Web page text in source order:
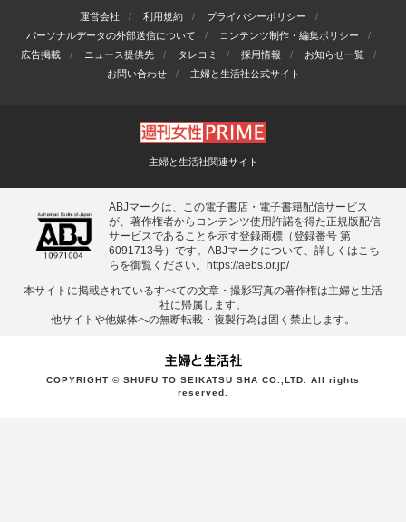
運営会社 利用規約
プライバシーポリシー
パーソナルデータの外部送信について
コンテンツ制作・編集ポリシー
広告掲載
ニュース提供先 タレコミ 採用情報
お知らせ一覧
お問い合わせ
主婦と生活社公式サイト
主婦と生活社関連サイト
ABJマークは、この電子書店・電子書籍配信サービス
が、著作権者からコンテンツ使用許諾を得た正規版配信
サービスであることを示す登録商標（登録番号 第
6091713号）です。ABJマークについて、詳しくはこち
らを御覧ください。 https://aebs.or.jp/
本サイトに掲載されているすべての⽂章・撮影写真の著作権は主婦と⽣活
社に帰属します。
他サイトや他媒体への無断転載・複製⾏為は固く禁⽌します。
COPYRIGHT © SHUFU TO SEIKATSU SHA CO.,LTD. All rights
reserved.